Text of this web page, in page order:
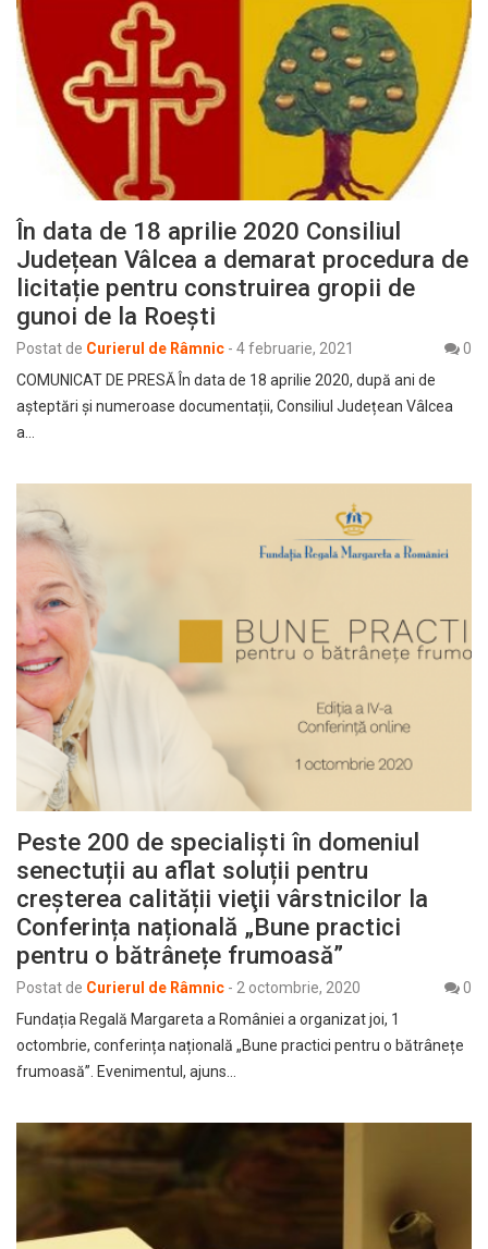
În data de 18 aprilie 2020 Consiliul
Județean Vâlcea a demarat procedura de
licitație pentru construirea gropii de
gunoi de la Roești
Postat de Curierul de Râmnic - 4 februarie, 2021
0
COMUNICAT DE PRESĂ În data de 18 aprilie 2020, după ani de
așteptări și numeroase documentații, Consiliul Județean Vâlcea
a…
Peste 200 de specialiști în domeniul
senectuții au aflat soluții pentru
creșterea calității vieţii vârstnicilor la
Conferința națională „Bune practici
pentru o bătrânețe frumoasă”
Postat de Curierul de Râmnic - 2 octombrie, 2020
0
Fundația Regală Margareta a României a organizat joi, 1
octombrie, conferința națională „Bune practici pentru o bătrânețe
frumoasă”. Evenimentul, ajuns…